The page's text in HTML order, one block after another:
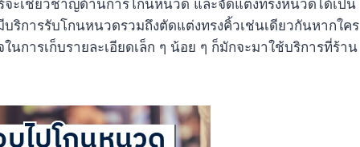
จะเชี่ยวชาญด้านการโกนหนวด และจัดแต่งทรงหนวดได้เป็น
ริการรับโกนหนวดรวมถึงตัดแต่งทรงคิ้วเช่นเดียวกันหากใคร
การเก็บรายละเอียดเล็ก ๆ น้อย ๆ ก็มักจะมาใช้บริการที่ร้าน